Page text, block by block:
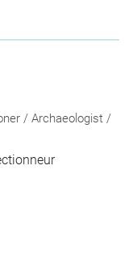
/ Archaeologist /